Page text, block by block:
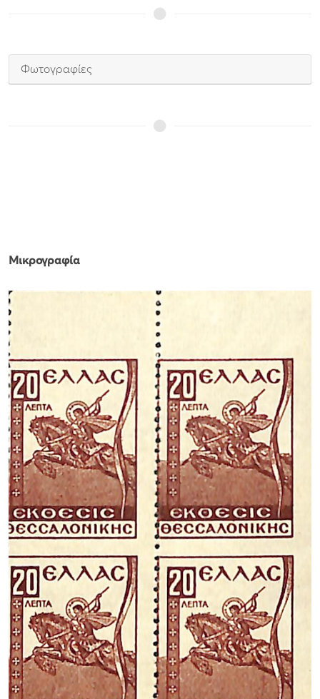
Φωτογραφίες
Μικρογραφία